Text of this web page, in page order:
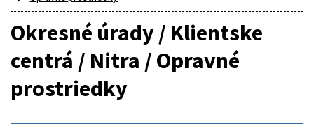
Okresné úrady / Klientske
centrá / Nitra / Opravné
prostriedky